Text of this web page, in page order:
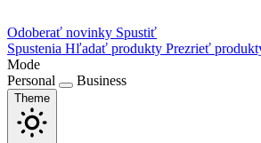
Odoberať novinky Spustiť
Spustenia Hľadať produkty Prezrieť
Mode
Personal
Business
Theme